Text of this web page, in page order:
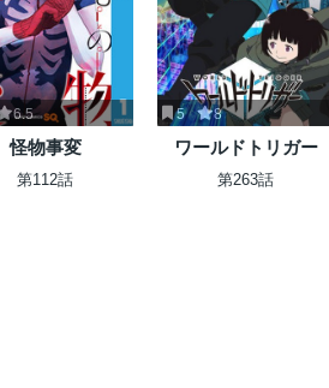
6.5
怪物事変
第112話
5 8
ワールドトリガー
第263話